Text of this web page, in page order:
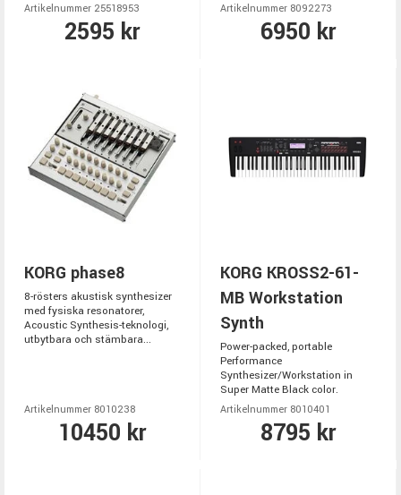
Artikelnummer 25518953
2595 kr
Artikelnummer 8092273
6950 kr
KORG phase8
8-rösters akustisk synthesizer
med fysiska resonatorer,
Acoustic Synthesis-teknologi,
utbytbara och stämbara...
Artikelnummer 8010238
10450 kr
KORG KROSS2-61-
MB Workstation
Synth
Power-packed, portable
Performance
Synthesizer/Workstation in
Super Matte Black color.
Artikelnummer 8010401
8795 kr